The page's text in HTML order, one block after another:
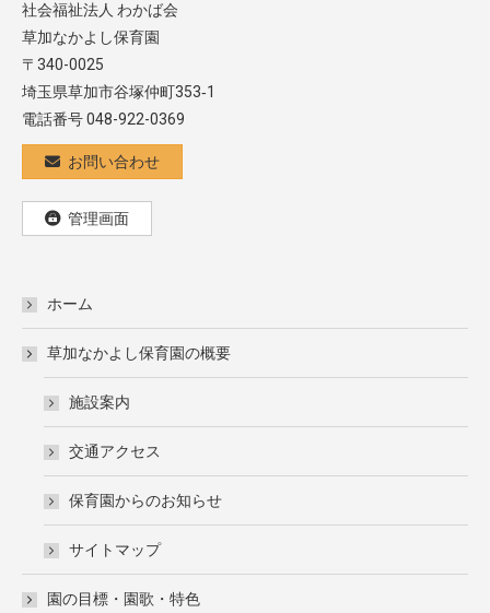
社会福祉法人 わかば会
草加なかよし保育園
〒340-0025
埼玉県草加市谷塚仲町353‐1
電話番号 048-922-0369
お問い合わせ
管理画面
ホーム
草加なかよし保育園の概要
施設案内
交通アクセス
保育園からのお知らせ
サイトマップ
園の目標・園歌・特色